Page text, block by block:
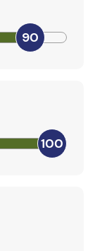
90
100